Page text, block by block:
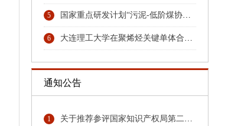
5 国家重点研发计划“污泥-低阶煤协同热解与秸秆水解耦合技术及装备”项目召开汇报与交流会
6 大连理工大学在聚烯烃关键单体合成领域取得重大技术突破
通知公告
1 关于推荐参评国家知识产权局第二十六届中国专利奖专利名单首批公示名单